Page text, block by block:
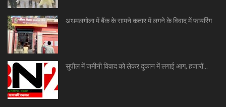
अथमलगोला में बैंक के सामने कतार में लगने के विवाद में फायरिंग
सुपौल में जमीनी विवाद को लेकर दुकान में लगाई आग, हजारों...